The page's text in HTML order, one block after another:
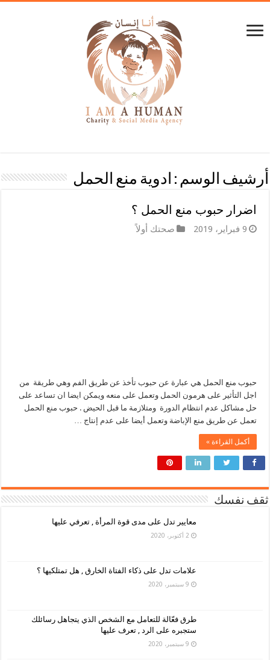
أرشيف الوسم : ادوية منع الحمل
اضرار حبوب منع الحمل ؟
9 فبراير، 2019 صحتك أولاً
حبوب منع الحمل هي عبارة عن حبوب تأخذ عن طريق الفم وهي طريقة من
اجل التأثير على هرمون الحمل وتعمل على منعه ويمكن ايضا ان تساعد على
حل مشاكل عدم انتظام الدورة ومتلازمة ما قبل الحيض . حبوب منع الحمل
تعمل عن طريق منع الإباضة وتعمل أيضا على عدم إنتاج …
أكمل القراءة »
ثقف نفسك
معايير تدل على مدى قوة المرأة , تعرفي عليها
2 أكتوبر، 2020
علامات تدل على ذكاء الفتاة الخارق , هل تمتلكيها ؟
9 سبتمبر، 2020
طرق فعّالة للتعامل مع الشخص الذي يتجاهل رسائلك
ستجبره على الرد , تعرف عليها
9 سبتمبر، 2020